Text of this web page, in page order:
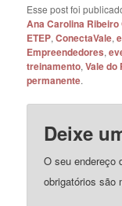
Esse post foi
Ana Carolina Ribeiro
ETEP,ConectaVale,
Empreendedores,
treinamento,Vale do
permanente.
Deixe
O seu endereço
obrigatórios